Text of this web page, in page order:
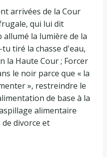
arrivées de la Cour
qui lui dit
la lumière de la
tiré la chasse d'eau,
la Haute Cour ; Forcer
le noir parce que « la
», restreindre le
de base à la
alimentaire
divorce et